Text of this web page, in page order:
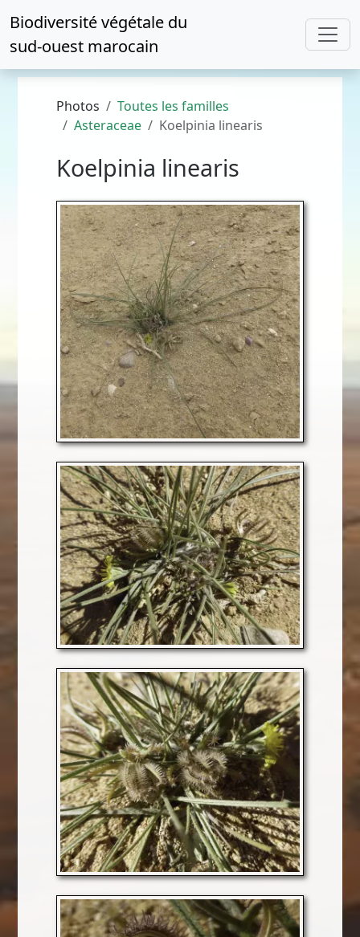
Biodiversité végétale du
sud-ouest marocain
Photos
Toutes les familles
Asteraceae
Koelpinia linearis
Koelpinia linearis